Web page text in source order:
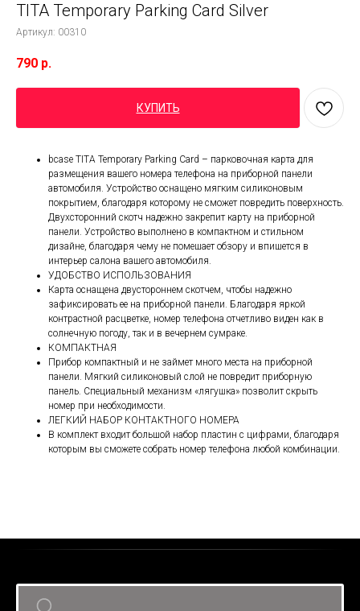
TITA Temporary Parking Card Silver
Артикул: 00310
790 р.
КУПИТЬ
bcase TITA Temporary Parking Card – парковочная карта для
размещения вашего номера телефона на приборной панели
автомобиля. Устройство оснащено мягким силиконовым
покрытием, благодаря которому не сможет повредить поверхность.
Двухсторонний скотч надежно закрепит карту на приборной
панели. Устройство выполнено в компактном и стильном
дизайне, благодаря чему не помешает обзору и впишется в
интерьер салона вашего автомобиля.
УДОБСТВО ИСПОЛЬЗОВАНИЯ
Карта оснащена двустороннем скотчем, чтобы надежно
зафиксировать ее на приборной панели. Благодаря яркой
контрастной расцветке, номер телефона отчетливо виден как в
солнечную погоду, так и в вечернем сумраке.
КОМПАКТНАЯ
Прибор компактный и не займет много места на приборной
панели. Мягкий силиконовый слой не повредит приборную
панель. Специальный механизм «лягушка» позволит скрыть
номер при необходимости.
ЛЕГКИЙ НАБОР КОНТАКТНОГО НОМЕРА
В комплект входит большой набор пластин с цифрами, благодаря
которым вы сможете собрать номер телефона любой комбинации.